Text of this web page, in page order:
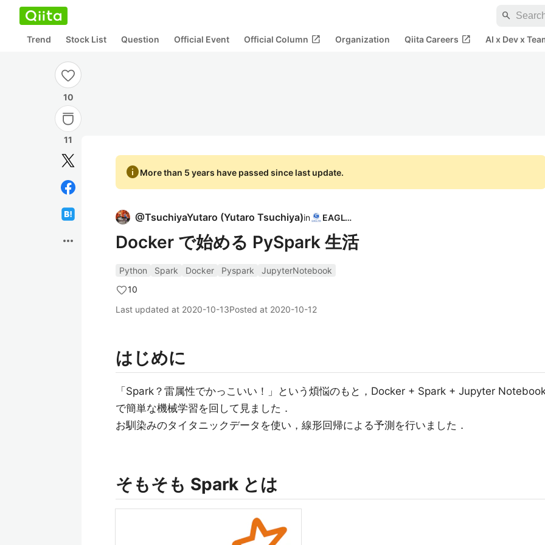
search
Trend Stock List Question Official Event Official Column open_in_new Organization Qiita Careers open_in_new AI x Dev x
10
11
more_horiz
infoMore than 5 years have passed since last update.
@TsuchiyaYutaro (Yutaro Tsuchiya)in EAGLYS
Docker で始める PySpark 生活
Python Spark Docker Pyspark
JupyterNotebook
10
Last updated at 2020-10-13Posted at 2020-10-12
はじめに
「Spark？雷属性でかっこいい！」という煩悩のもと，Docker + Spark + Jupyter
で簡単な機械学習を回して見ました．
お馴染みのタイタニックデータを使い，線形回帰による予測を行いました．
そもそも Spark とは